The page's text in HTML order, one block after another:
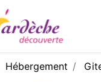
Hébergement